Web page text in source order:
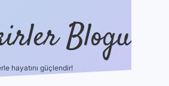
Blogu
hayatını güçlendir!